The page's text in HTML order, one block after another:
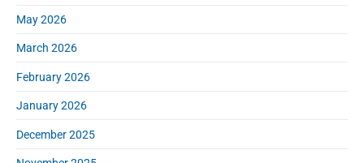
d
b
a
:
May 2026
March 2026
February 2026
January 2026
December 2025